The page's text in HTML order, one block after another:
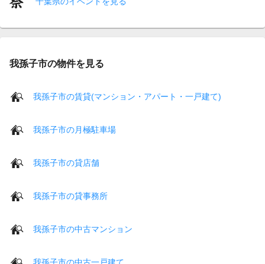
我孫子市の物件を見る
我孫子市の賃貸(マンション・アパート・一戸建て)
我孫子市の月極駐車場
我孫子市の貸店舗
我孫子市の貸事務所
我孫子市の中古マンション
我孫子市の中古一戸建て